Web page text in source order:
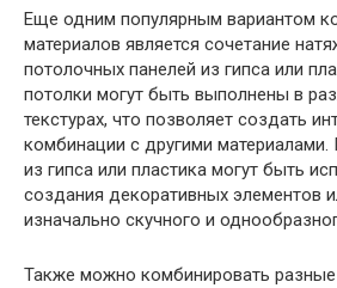
Еще одним популярным вариантом
материалов является сочетание
потолочных панелей из гипса или
потолки могут быть выполнены в
текстурах, что позволяет создать
комбинации с другими
из гипса или пластика могут быть
создания декоративных элементов
изначально скучного и
Также можно комбинировать